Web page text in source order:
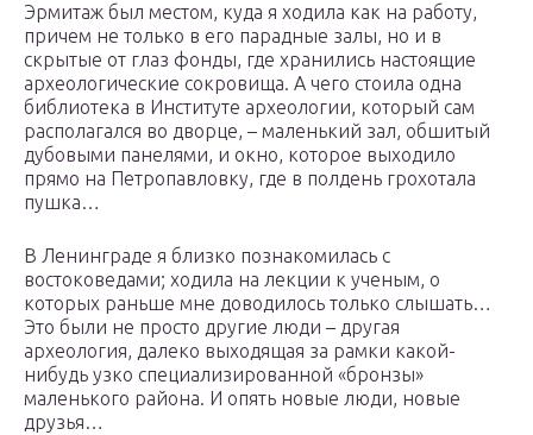
Эрмитаж был местом, куда я ходила как на работу,
причем не только в его парадные залы, но и в
скрытые от глаз фонды, где хранились настоящие
археологические сокровища. А чего стоила одна
библиотека в Институте археологии, который сам
располагался во дворце, – маленький зал, обшитый
дубовыми панелями, и окно, которое выходило
прямо на Петропавловку, где в полдень грохотала
пушка…
В Ленинграде я близко познакомилась с
востоковедами; ходила на лекции к ученым, о
которых раньше мне доводилось только слышать…
Это были не просто другие люди – другая
археология, далеко выходящая за рамки какой-
нибудь узко специализированной «бронзы»
маленького района. И опять новые люди, новые
друзья…